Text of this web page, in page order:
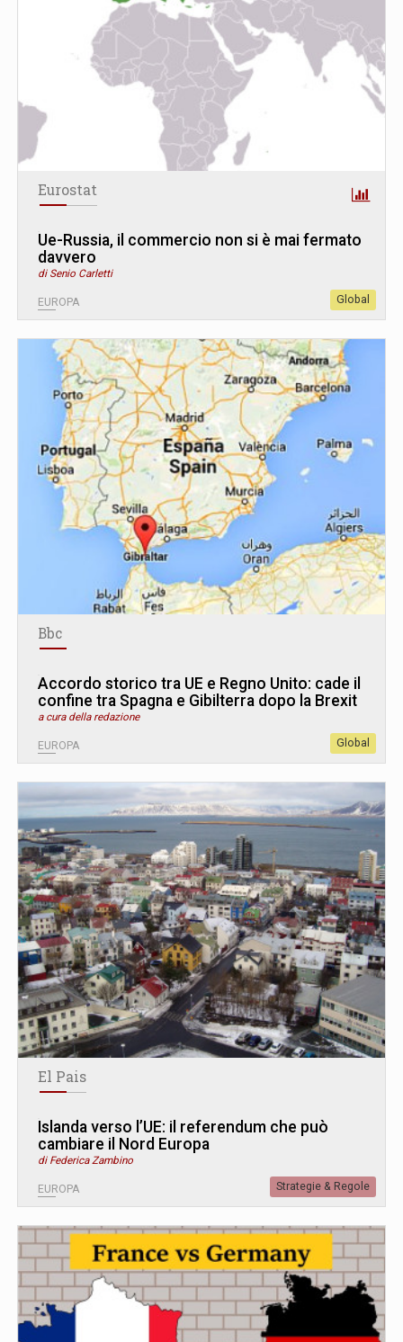
Eurostat
Ue-Russia, il commercio non si è mai fermato
davvero
di Senio Carletti
EUROPA Global
Bbc
Accordo storico tra UE e Regno Unito: cade il
confine tra Spagna e Gibilterra dopo la Brexit
a cura della redazione
EUROPA Global
El Pais
Islanda verso l’UE: il referendum che può
cambiare il Nord Europa
di Federica Zambino
EUROPA Strategie & Regole